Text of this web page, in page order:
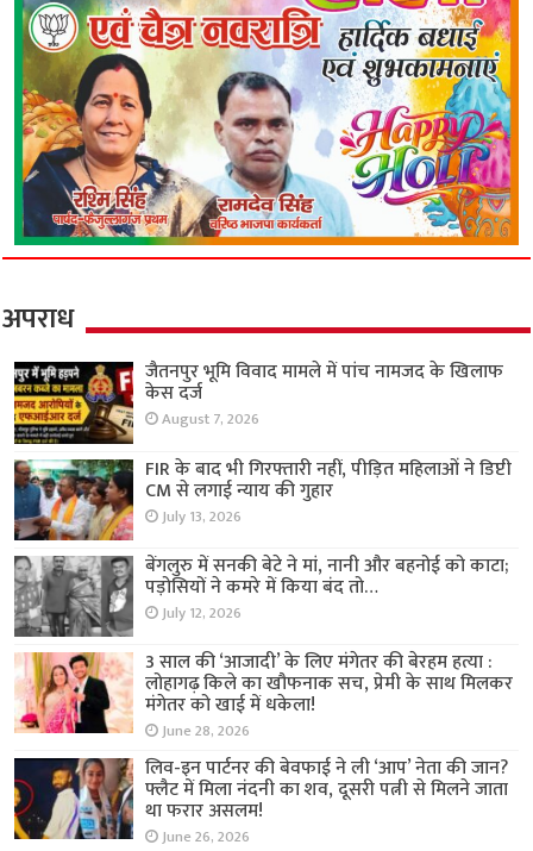
अपराध
जैतनपुर भूमि विवाद मामले में पांच नामजद के खिलाफ
केस दर्ज
August 7, 2026
FIR के बाद भी गिरफ्तारी नहीं, पीड़ित महिलाओं ने डिप्टी
CM से लगाई न्याय की गुहार
July 13, 2026
बेंगलुरु में सनकी बेटे ने मां, नानी और बहनोई को काटा;
पड़ोसियों ने कमरे में किया बंद तो…
July 12, 2026
3 साल की ‘आजादी’ के लिए मंगेतर की बेरहम हत्या :
लोहागढ़ किले का खौफनाक सच, प्रेमी के साथ मिलकर
मंगेतर को खाई में धकेला!
June 28, 2026
लिव-इन पार्टनर की बेवफाई ने ली ‘आप’ नेता की जान?
फ्लैट में मिला नंदनी का शव, दूसरी पत्नी से मिलने जाता
था फरार असलम!
June 26, 2026